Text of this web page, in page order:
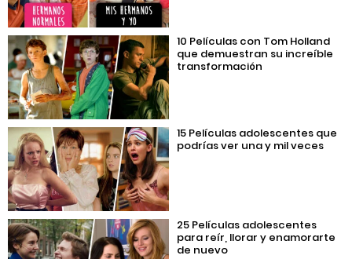
10 Películas con Tom Holland
que demuestran su increíble
transformación
15 Películas adolescentes que
podrías ver una y mil veces
25 Películas adolescentes
para reír, llorar y enamorarte
de nuevo